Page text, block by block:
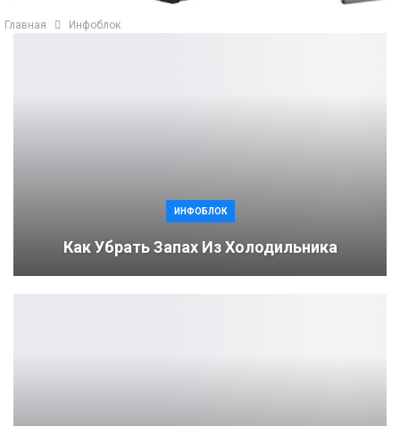
Главная Инфоблок
ИНФОБЛОК
Как Убрать Запах Из Холодильника